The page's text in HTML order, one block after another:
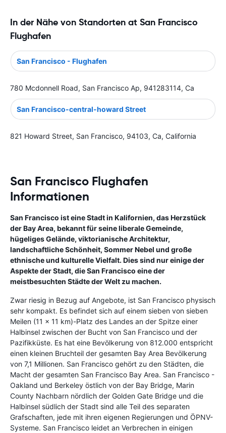
In der Nähe von Standorten at San Francisco
Flughafen
San Francisco - Flughafen
780 Mcdonnell Road, San Francisco Ap, 941283114, Ca
San Francisco-central-howard Street
821 Howard Street, San Francisco, 94103, Ca, California
San Francisco Flughafen
Informationen
San Francisco ist eine Stadt in Kalifornien, das Herzstück
der Bay Area, bekannt für seine liberale Gemeinde,
hügeliges Gelände, viktorianische Architektur,
landschaftliche Schönheit, Sommer Nebel und große
ethnische und kulturelle Vielfalt. Dies sind nur einige der
Aspekte der Stadt, die San Francisco eine der
meistbesuchten Städte der Welt zu machen.
Zwar riesig in Bezug auf Angebote, ist San Francisco physisch
sehr kompakt. Es befindet sich auf einem sieben von sieben
Meilen (11 x 11 km)-Platz des Landes an der Spitze einer
Halbinsel zwischen der Bucht von San Francisco und der
Pazifikküste. Es hat eine Bevölkerung von 812.000 entspricht
einen kleinen Bruchteil der gesamten Bay Area Bevölkerung
von 7,1 Millionen. San Francisco gehört zu den Städten, die
Macht der gesamten San Francisco Bay Area. San Francisco -
Oakland und Berkeley östlich von der Bay Bridge, Marin
County Nachbarn nördlich der Golden Gate Bridge und die
Halbinsel südlich der Stadt sind alle Teil des separaten
Grafschaften, jede mit ihren eigenen Regierungen und ÖPNV-
Systeme. San Francisco leidet an Verbrechen in einigen